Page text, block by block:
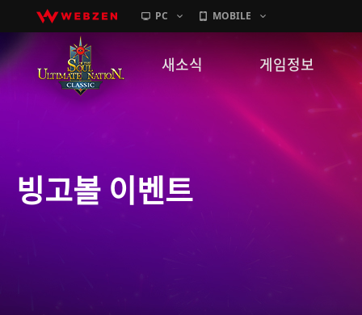
PC MOBILE
새소식
GM노트
게임정보
캐릭터소개
빙고볼 이벤트